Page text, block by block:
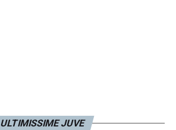
ULTIMISSIME JUVE